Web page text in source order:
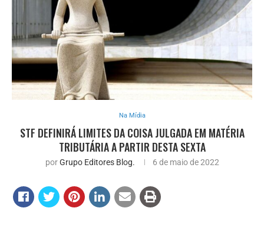
Na Mídia
STF DEFINIRÁ LIMITES DA COISA JULGADA EM MATÉRIA
TRIBUTÁRIA A PARTIR DESTA SEXTA
porGrupo Editores Blog. 6 de maio de 2022